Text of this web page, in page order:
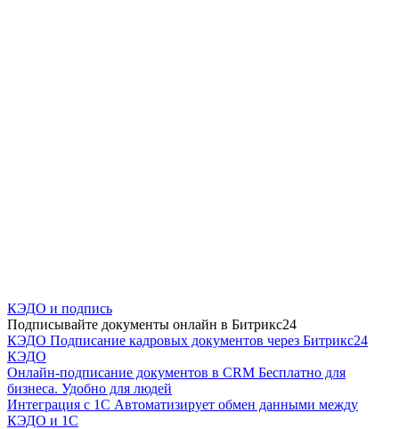
КЭДО и подпись
Подписывайте документы онлайн в Битрикс24
КЭДО Подписание кадровых документов через Битрикс24
КЭДО
Онлайн-подписание документов в CRM Бесплатно для
бизнеса. Удобно для людей
Интеграция с 1С Автоматизирует обмен данными между
КЭДО и 1С